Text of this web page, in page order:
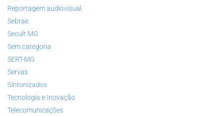
Reportagem audiovisual
Sebrae
Secult MG
Sem categoria
SERT-MG
Servas
Sintonizados
Tecnologia e Inovação
Telecomunicações